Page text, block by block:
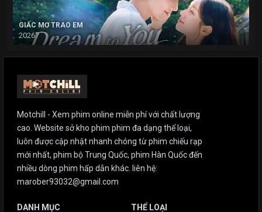
GIẤC MƠ TRAO EM
2026
Motchill - Xem phim online miễn phí với chất lượng
cao. Website sở kho phim phim đa dạng thể loại,
luôn được cập nhật nhanh chóng từ phim chiếu rạp
mới nhất, phim bộ Trung Quốc, phim Hàn Quốc đến
nhiều dòng phim hấp dẫn khác. liên hệ:
marober93032@gmail.com
DANH MỤC THỂ LOẠI